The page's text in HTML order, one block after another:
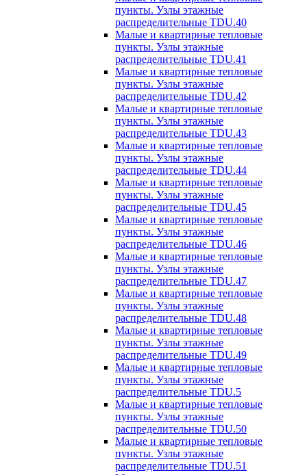
пункты. Узлы этажные
распределительные TDU.40
Малые и квартирные тепловые
пункты. Узлы этажные
распределительные TDU.41
Малые и квартирные тепловые
пункты. Узлы этажные
распределительные TDU.42
Малые и квартирные тепловые
пункты. Узлы этажные
распределительные TDU.43
Малые и квартирные тепловые
пункты. Узлы этажные
распределительные TDU.44
Малые и квартирные тепловые
пункты. Узлы этажные
распределительные TDU.45
Малые и квартирные тепловые
пункты. Узлы этажные
распределительные TDU.46
Малые и квартирные тепловые
пункты. Узлы этажные
распределительные TDU.47
Малые и квартирные тепловые
пункты. Узлы этажные
распределительные TDU.48
Малые и квартирные тепловые
пункты. Узлы этажные
распределительные TDU.49
Малые и квартирные тепловые
пункты. Узлы этажные
распределительные TDU.5
Малые и квартирные тепловые
пункты. Узлы этажные
распределительные TDU.50
Малые и квартирные тепловые
пункты. Узлы этажные
распределительные TDU.51